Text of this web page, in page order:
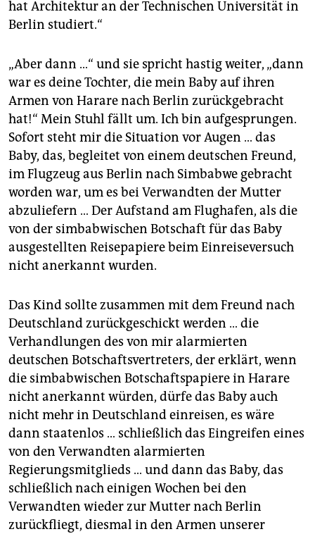
hat Architektur an der Technischen Universität in
Berlin studiert.“
„Aber dann …“ und sie spricht hastig weiter, „dann
war es deine Tochter, die mein Baby auf ihren
Armen von Harare nach Berlin zurückgebracht
hat!“ Mein Stuhl fällt um. Ich bin aufgesprungen.
Sofort steht mir die Situation vor Augen … das
Baby, das, begleitet von einem deutschen Freund,
im Flugzeug aus Berlin nach Simbabwe gebracht
worden war, um es bei Verwandten der Mutter
abzuliefern … Der Aufstand am Flughafen, als die
von der simbabwischen Botschaft für das Baby
ausgestellten Reisepapiere beim Einreiseversuch
nicht anerkannt wurden.
Das Kind sollte zusammen mit dem Freund nach
Deutschland zurückgeschickt werden … die
Verhandlungen des von mir alarmierten
deutschen Botschaftsvertreters, der erklärt, wenn
die simbabwischen Botschaftspapiere in Harare
nicht anerkannt würden, dürfe das Baby auch
nicht mehr in Deutschland einreisen, es wäre
dann staatenlos … schließlich das Eingreifen eines
von den Verwandten alarmierten
Regierungsmitglieds … und dann das Baby, das
schließlich nach einigen Wochen bei den
Verwandten wieder zur Mutter nach Berlin
zurückfliegt, diesmal in den Armen unserer